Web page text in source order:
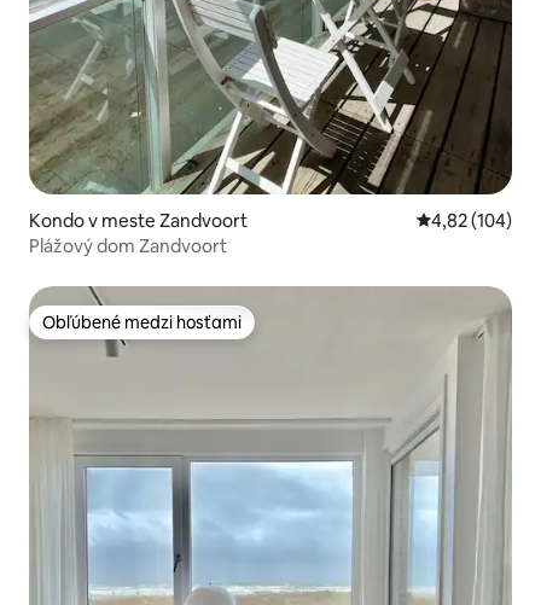
Kondo v meste Zandvoort Priemerné
4,82 (104)
Plážový dom Zandvoort
Obľúbené medzi hosťami
Obľúbené medzi hosťami